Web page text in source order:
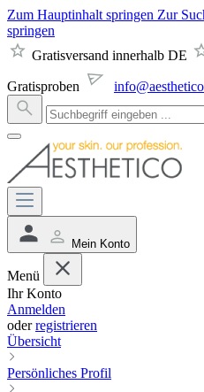
Zum Hauptinhalt springen Zur
springen
Gratisversand innerhalb DE
Gratisproben
Mein Konto
Menü
Ihr Konto
Anmelden
oderregistrieren
Übersicht
Persönliches Profil